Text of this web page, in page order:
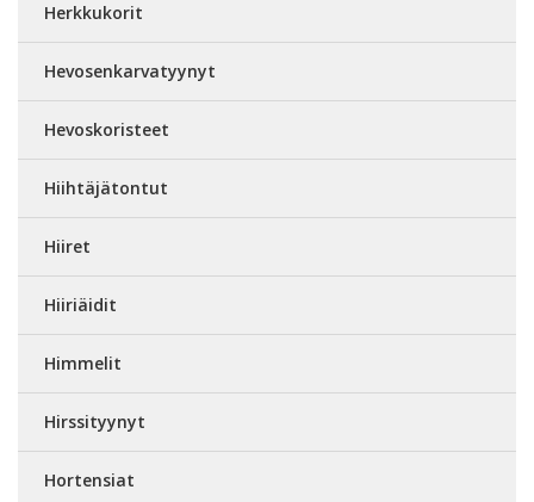
Herkkukorit
Hevosenkarvatyynyt
Hevoskoristeet
Hiihtäjätontut
Hiiret
Hiiriäidit
Himmelit
Hirssityynyt
Hortensiat